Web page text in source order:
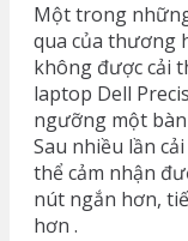
Một trong
qua của thương
không được cải
laptop Dell
ngưỡng một
Sau nhiều lần
thể cảm nhận
nút ngắn hơn,
hơn .